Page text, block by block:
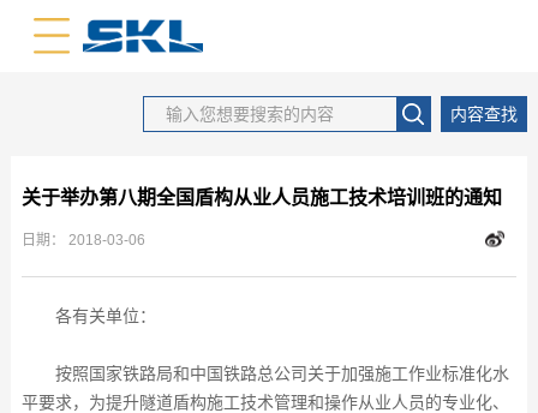
中文版 英文版
内容查找
关于举办第八期全国盾构从业人员施工技术培训班的通知
日期： 2018-03-06
各有关单位：
按照国家铁路局和中国铁路总公司关于加强施工作业标准化水
平要求，为提升隧道盾构施工技术管理和操作从业人员的专业化、